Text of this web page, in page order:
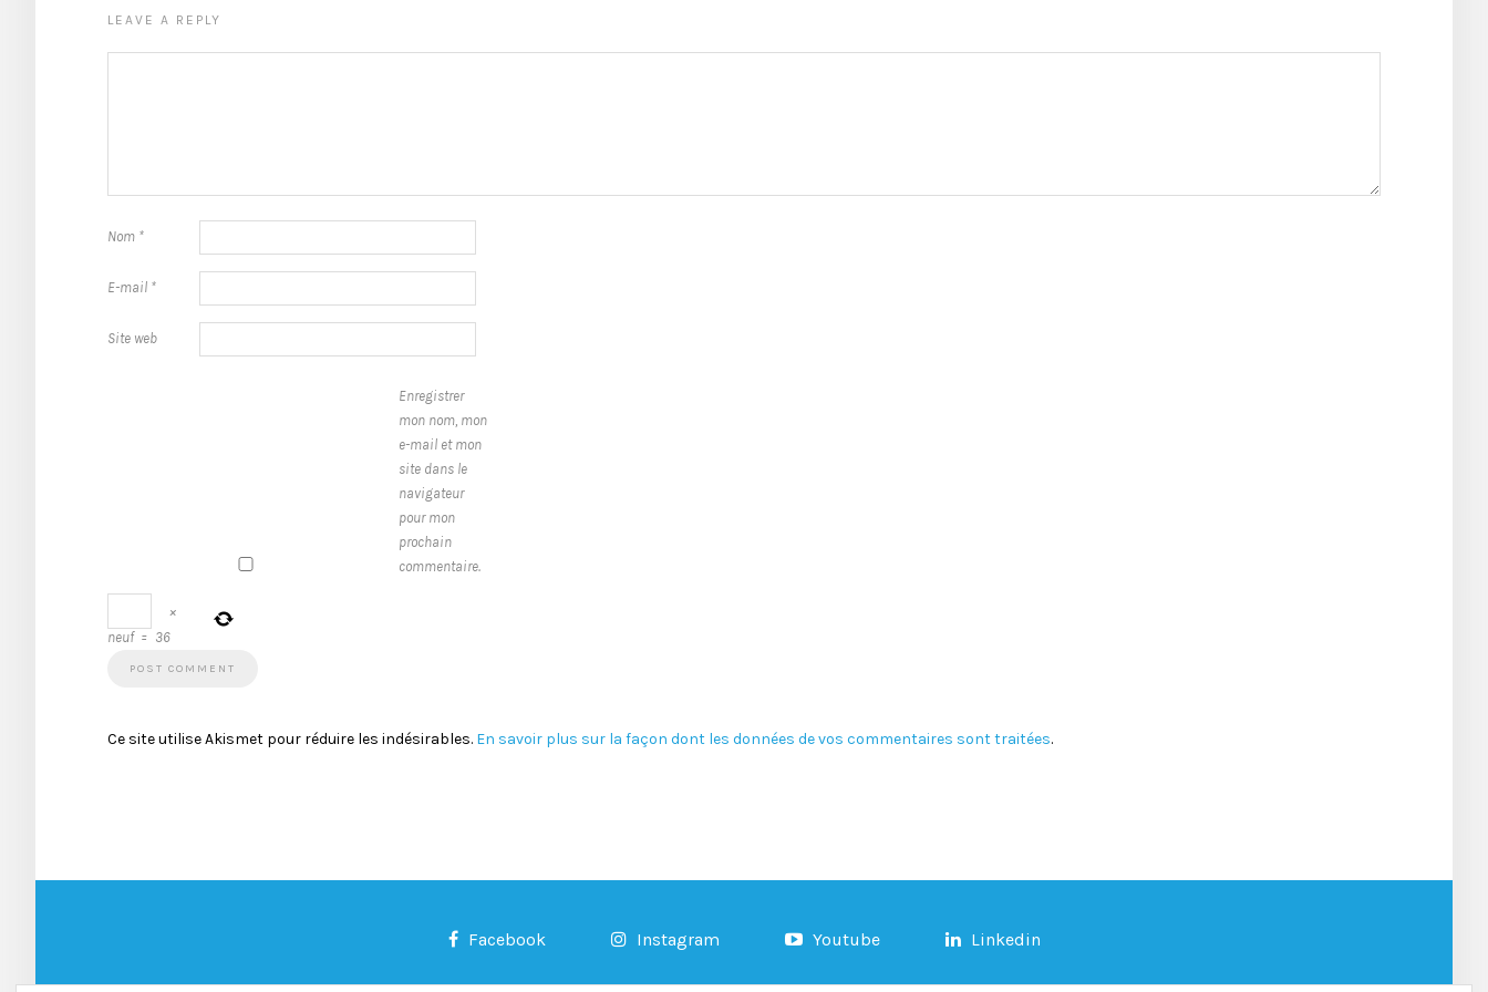
LEAVE A REPLY
Nom *
E-mail *
Site web
Enregistrer
mon nom, mon
e-mail et mon
site dans le
navigateur
pour mon
prochain
commentaire.
×
neuf = 36
Ce site utilise Akismet pour réduire les indésirables. En savoir plus sur la façon dont les données de vos commentaires sont traitées.
Facebook Instagram Youtube Linkedin